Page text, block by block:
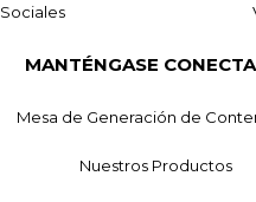
Sociales
MANTÉNGASE
Mesa de Generación de
Nuestros Productos